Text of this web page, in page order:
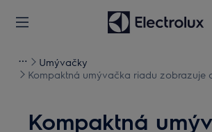
Umývačky
Kompaktná umývačka riadu zobrazuje
Kompaktná